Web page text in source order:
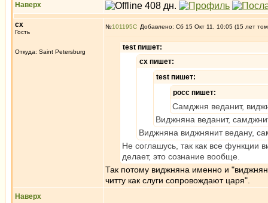
Наверх
сх
Гость
Откуда: Saint Petersburg
№101195 Добавлено: Сб 15 Окт 11, 10:05 (15 лет
test пишет:
сх пишет:
test пишет:
росс пишет:
Самджня веданит,
Виджняна веданит,
Виджняна виджнянит ведану,
Не соглашусь, так как все функции
делает, это сознание вообще.
Так потому виджняна именно и
читту как слуги сопровождают царя".
Наверх